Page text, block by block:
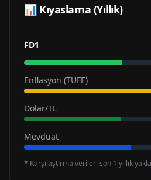
📊 Kıyaslama (Yıllık)
FD1
Enflasyon (TÜFE)
Dolar/TL
Mevduat
* Karşılaştırma verileri son 1 yıllık